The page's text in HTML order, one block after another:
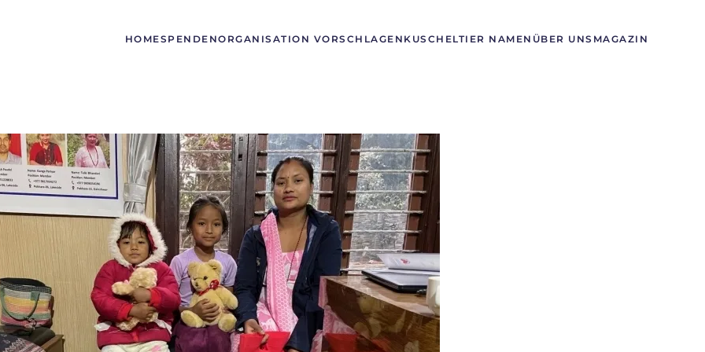
HOMESPENDENORGANISATION VORSCHLAGEN KUSCHELTIER NAMEN ÜBER UNS MAGAZIN